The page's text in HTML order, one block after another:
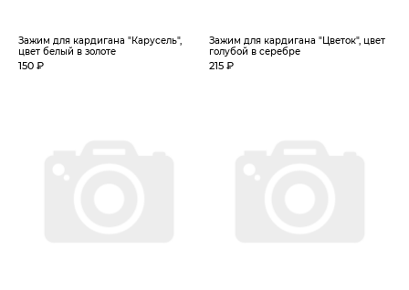
Зажим для кардигана "Карусель",
цвет белый в золоте
150 ₽
Зажим для кардигана "Цветок", цвет
голубой в серебре
215 ₽